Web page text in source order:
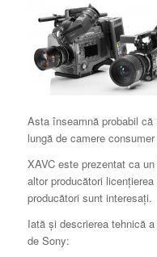
Asta înseamnă probabil
lungă de camere
XAVC este prezentat ca
altor producători
producători sunt interesați.
Iată și descrierea tehnică
de Sony: